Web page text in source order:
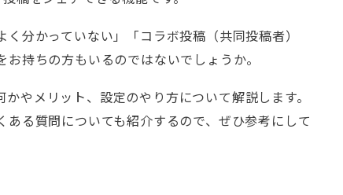
分かっていない」「コラボ投稿（共同投稿者）
持ちの方もいるのではないでしょうか。
やメリット、設定のやり方について解説します。
る質問についても紹介するので、ぜひ参考にして